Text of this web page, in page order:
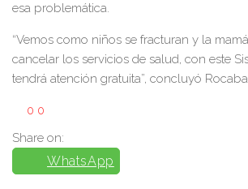
esa problemática.
“Vemos como niños se fracturan y la
cancelar los servicios de salud, con este
tendrá atención gratuita”, concluyó
0 0
Share on:
WhatsApp